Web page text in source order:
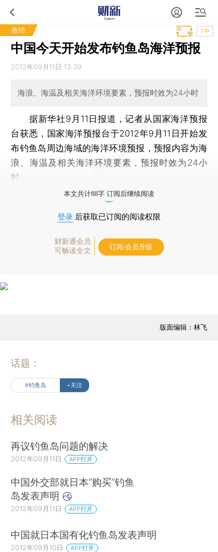
政经 T中
中国今天开始发布钓鱼岛海洋预报
2012年09月11日 13:39
海浪、海温及相关海洋环境要素，预报时效为24小时
据新华社9月11日报道，记者从国家海洋预报
台获悉，国家海洋预报台于2012年9月11日开始发
布钓鱼岛周边海域的海洋环境预报，预报内容为海
浪、海温及相关海洋环境要素，预报时效为24小
时。
本文共计88字 订阅后继续阅读
登录 后获取已订阅的阅读权限
财新通会员
可畅读全文
订阅/会员升级
版面编辑：林飞
话题：
#钓鱼岛 +关注
相关阅读
再议钓鱼岛问题的解决
2012年09月11日 APP打开
中国外交部就日本“购买”钓鱼
岛发表声明
2012年09月11日 APP打开
中国就日本国有化钓鱼岛发表声明
2012年09月10日 APP打开